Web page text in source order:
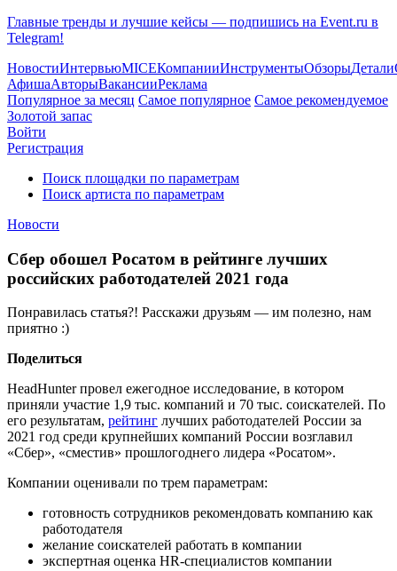
Главные тренды и лучшие кейсы — подпишись на Event.ru в
Telegram!
НовостиИнтервьюMICEКомпанииИнструментыОбзорыДетали
АфишаАвторыВакансииРеклама
Популярное за месяц Самое популярное Самое рекомендуемое
Золотой запас
Войти
Регистрация
Поиск площадки по параметрам
Поиск артиста по параметрам
Новости
Сбер обошел Росатом в рейтинге лучших
российских работодателей 2021 года
Понравилась статья?! Расскажи друзьям — им полезно, нам
приятно :)
Поделиться
HeadHunter провел ежегодное исследование, в котором
приняли участие 1,9 тыс. компаний и 70 тыс. соискателей. По
его результатам, рейтинг лучших работодателей России за
2021 год среди крупнейших компаний России возглавил
«Сбер», «сместив» прошлогоднего лидера «Росатом».
Компании оценивали по трем параметрам:
готовность сотрудников рекомендовать компанию как
работодателя
желание соискателей работать в компании
экспертная оценка HR-специалистов компании